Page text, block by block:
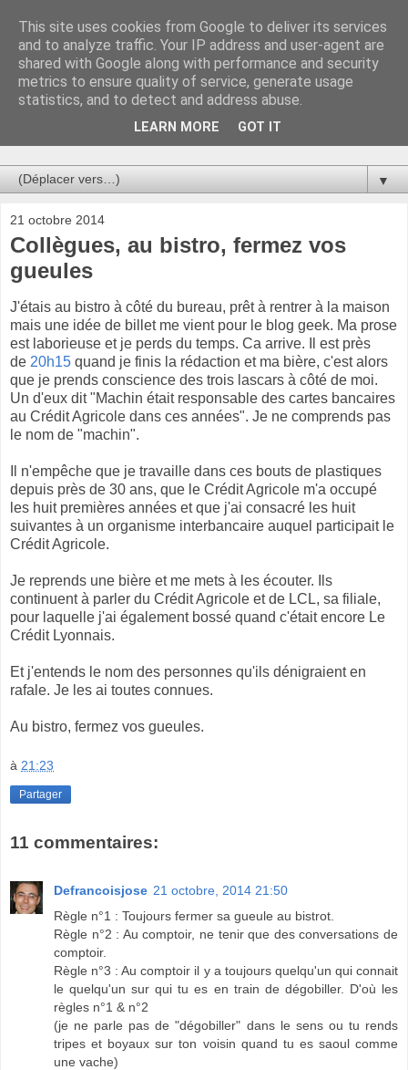
Au bistro !
La connerie étant le seul chemin susceptible de nous faire
entrevoir une parcelle de vérité, utilisons la par des moyens
de communication efficaces. Le temps qu'on remplisse nos
▼
21 octobre 2014
Collègues, au bistro, fermez vos
gueules
J'étais au bistro à côté du bureau, prêt à rentrer à la maison
mais une idée de billet me vient pour le blog geek. Ma prose
est laborieuse et je perds du temps. Ca arrive. Il est près
de 20h15 quand je finis la rédaction et ma bière, c'est alors
que je prends conscience des trois lascars à côté de moi.
Un d'eux dit "Machin était responsable des cartes bancaires
au Crédit Agricole dans ces années". Je ne comprends pas
le nom de "machin".
Il n'empêche que je travaille dans ces bouts de plastiques
depuis près de 30 ans, que le Crédit Agricole m'a occupé
les huit premières années et que j'ai consacré les huit
suivantes à un organisme interbancaire auquel participait le
Crédit Agricole.
Je reprends une bière et me mets à les écouter. Ils
continuent à parler du Crédit Agricole et de LCL, sa filiale,
pour laquelle j'ai également bossé quand c'était encore Le
Crédit Lyonnais.
Et j'entends le nom des personnes qu'ils dénigraient en
rafale. Je les ai toutes connues.
Au bistro, fermez vos gueules.
à 21:23
Partager
11 commentaires:
Defrancoisjose 21 octobre, 2014 21:50
Règle n°1 : Toujours fermer sa gueule au bistrot.
Règle n°2 : Au comptoir, ne tenir que des conversations de
comptoir.
Règle n°3 : Au comptoir il y a toujours quelqu'un qui connait
le quelqu'un sur qui tu es en train de dégobiller. D'où les
règles n°1 & n°2
(je ne parle pas de "dégobiller" dans le sens ou tu rends
tripes et boyaux sur ton voisin quand tu es saoul comme
une vache)
This site uses cookies from Google to deliver its services
and to analyze traffic. Your IP address and user-agent are
shared with Google along with performance and security
metrics to ensure quality of service, generate usage
statistics, and to detect and address abuse.
LEARN MORE GOT IT